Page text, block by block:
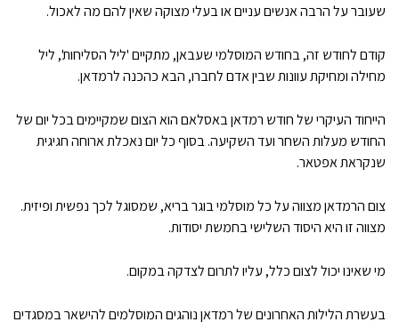
שעובר על הרבה אנשים עניים או בעלי מצוקה שאין להם מה לאכול.
קודם לחודש זה, בחודש המוסלמי שעבאן, מתקיים 'ליל הסליחות', ליל
מחילה ומחיקת עוונות שבין אדם לחברו, הבא כהכנה לרמדאן.
הייחוד העיקרי של חודש רמדאן באסלאם הוא הצום שמקיימים בכל יום של
החודש מעלות השחר ועד השקיעה. בסוף כל יום נאכלת ארוחה חגיגית
שנקראת אפטאר.
צום הרמדאן מצווה על כל מוסלמי בוגר בריא, שמסוגל לכך נפשית ופיזית.
מצווה זו היא היסוד השלישי בחמשת יסודות.
מי שאינו יכול לצום כלל, עליו לתרום לצדקה במקום.
בעשרת הלילות האחרונים של רמדאן נוהגים המוסלמים להישאר במסגדים